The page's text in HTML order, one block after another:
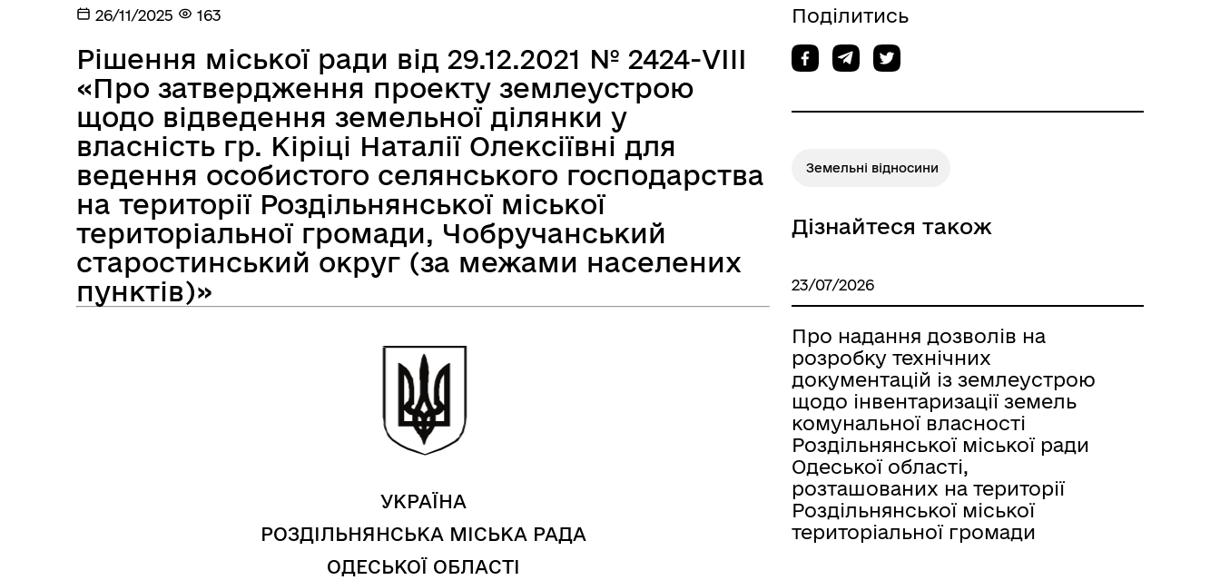
Засідання виконавчого
комітету
26/11/2025 163
Рішення міської ради від 29.12.2021 № 2424-VIII
«Про затвердження проекту землеустрою
щодо відведення земельної ділянки у
власність гр. Кіріці Наталії Олексіївні для
ведення особистого селянського господарства
на території Роздільнянської міської
територіальної громади, Чобручанський
старостинський округ (за межами населених
пунктів)»
УКРАЇНА
РОЗДІЛЬНЯНСЬКА МІСЬКА РАДА
ОДЕСЬКОЇ ОБЛАСТІ
Поділитись
Земельні відносини
Дізнайтеся також
23/07/2026
Про надання дозволів на
розробку технічних
документацій із землеустрою
щодо інвентаризації земель
комунальної власності
Роздільнянської міської ради
Одеської області,
розташованих на території
Роздільнянської міської
територіальної громади